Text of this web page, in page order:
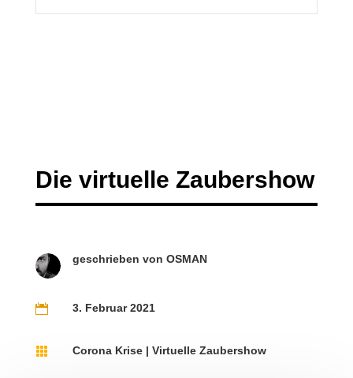
Die virtuelle Zaubershow
geschrieben von OSMAN
 3. Februar 2021
 Corona Krise| Virtuelle Zaubershow